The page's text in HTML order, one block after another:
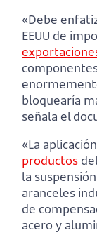
«Debe
EEUU de
bloquearía
señala el
«La
productos
la
aranceles
de
acero y